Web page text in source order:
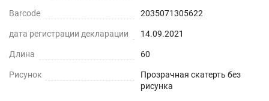
прочностью, не деформируется от горячей
свойства и стойкость к жировым загрязнениям
долгие годы (срок использования более 5 лет),
8 неоспоримых преимуществ современного пвх
Barcode 2035071305622
дата регистрации декларации 14.09.2021
Длина 60
Рисунок
Прозрачная скатерть без
рисунка